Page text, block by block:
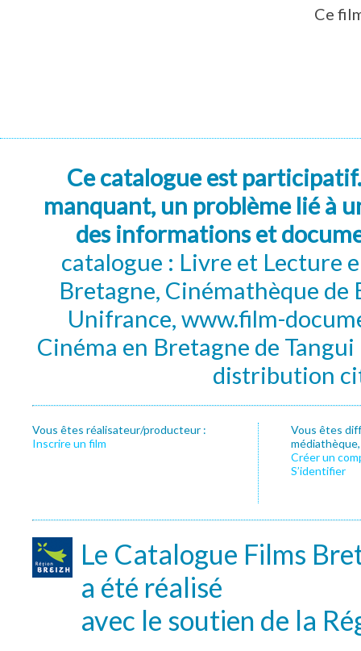
Ce
Ce catalogue est
manquant, un problème lié à
des informations et
catalogue : Livre et Lecture
Bretagne, Cinémathèque de
Unifrance, www.film-
Cinéma en Bretagne de
distribution
Vous êtes réalisateur/producteur :
Inscrire un film
Vous êtes
Créer un
S’identifier
Le Catalogue Films
a été réalisé
avec le soutien de la